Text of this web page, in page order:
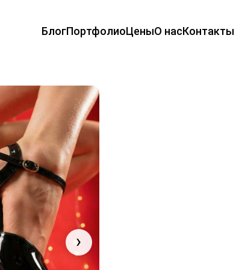
БлогПортфолиоЦеныО насКонтакты
›